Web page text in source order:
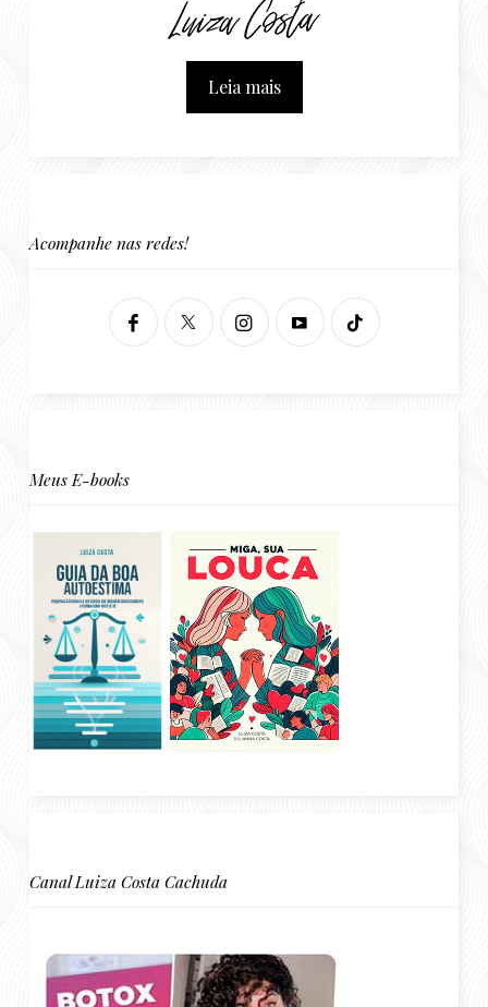
Leia mais
Acompanhe nas redes!
Meus E-books
Canal Luiza Costa Cachuda